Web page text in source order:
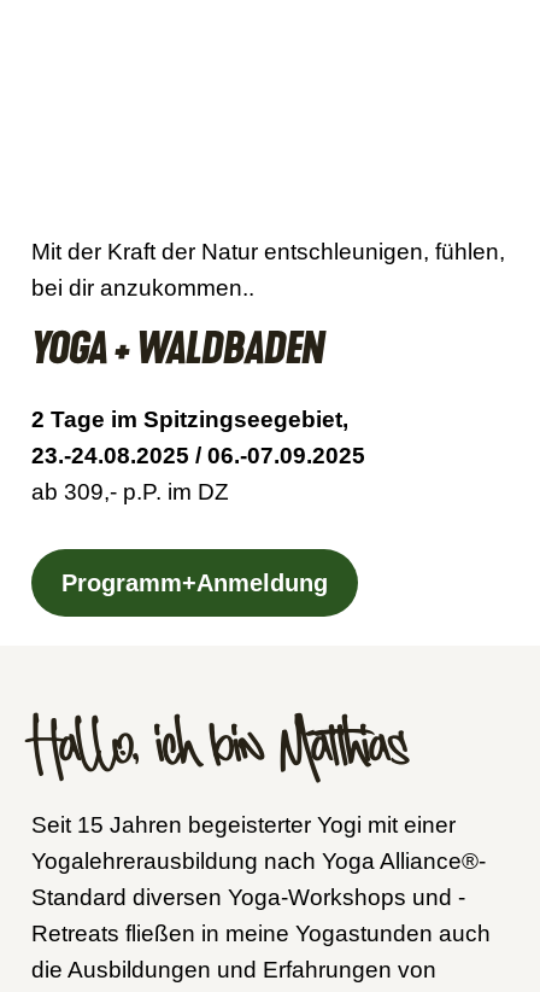
Mit der Kraft der Natur entschleunigen, fühlen,
bei dir anzukommen..
YOGA + WALDBADEN
2 Tage im Spitzingseegebiet,
23.-24.08.2025 / 06.-07.09.2025
ab 309,- p.P. im DZ
Programm+Anmeldung
Hallo, ich bin Matthias
Seit 15 Jahren begeisterter Yogi mit einer
Yogalehrerausbildung nach Yoga Alliance®-
Standard diversen Yoga-Workshops und -
Retreats fließen in meine Yogastunden auch
die Ausbildungen und Erfahrungen von